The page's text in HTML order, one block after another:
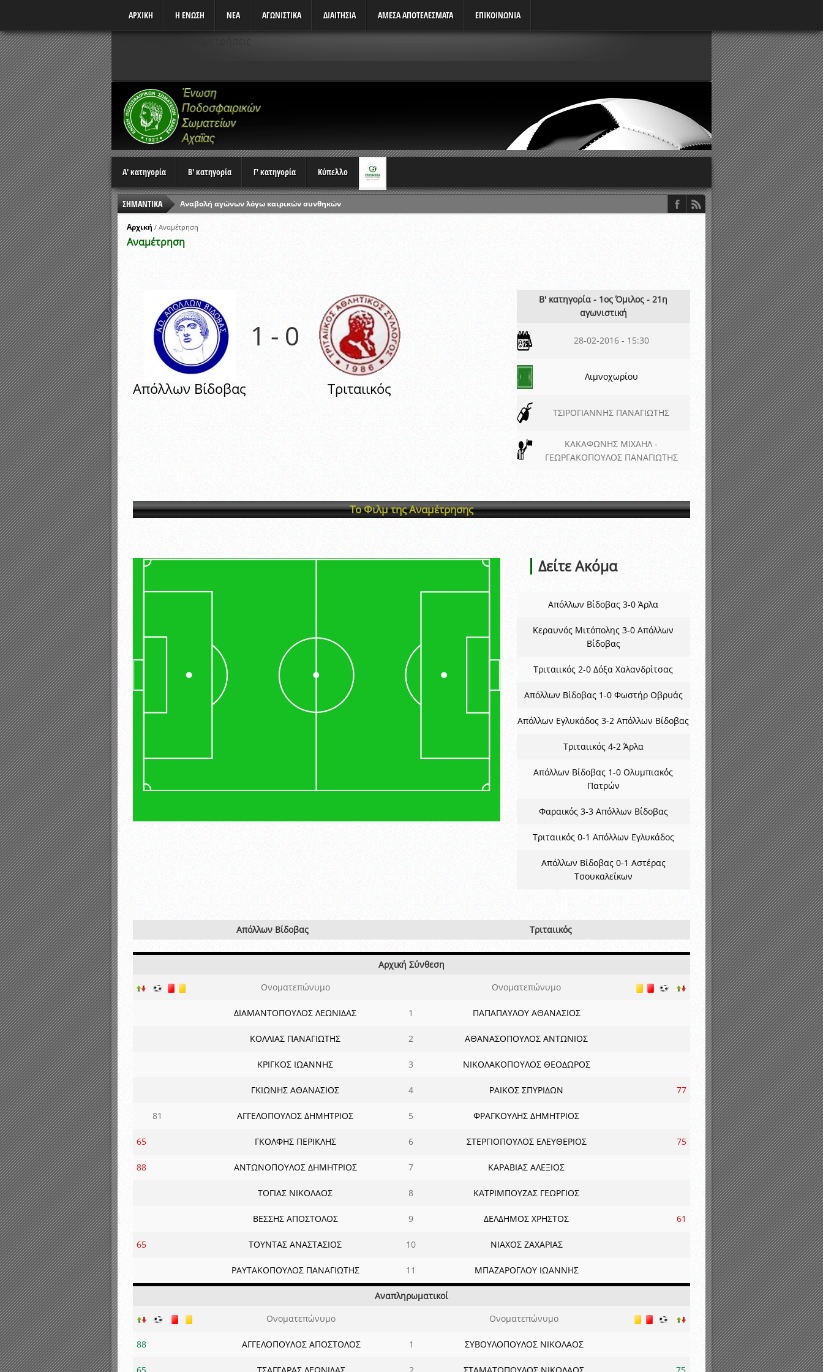
ΑΡΧΙΚΗ Η ΕΝΩΣΗ ΝΕΑ ΑΓΩΝΙΣΤΙΚΆ ΔΙΑΙΤΗΣΙΑ ΑΜΕΣΑ ΑΠΟΤΕΛΕΣΜΑΤΑ ΕΠΙΚΟΙΝΩΝΙΑ
Α' κατηγορία Β' κατηγορία Γ' κατηγορία Κύπελλο
ΣΗΜΑΝΤΙΚΑ
Αναβολή αγώνων λόγω καιρικών συνθηκών
Αποτελέσματα επαναληπτικών γραπτών εξετάσεων και αγωνιστικών δοκιμασιών διαιτητών και παρατηρητών ΕΠΣΑ
Κληρώσεις Πρωταθλημάτων και Κυπέλλου 2015-2016
Αρχική / Αναμέτρηση
Αναμέτρηση
1 - 0
Απόλλων Βίδοβας Τριταιικός
Β' κατηγορία - 1ος Όμιλος - 21η
αγωνιστική
28-02-2016 - 15:30
Λιμνοχωρίου
ΤΣΙΡΟΓΙΑΝΝΗΣ ΠΑΝΑΓΙΩΤΗΣ
ΚΑΚΑΦΩΝΗΣ ΜΙΧΑΗΛ -
ΓΕΩΡΓΑΚΟΠΟΥΛΟΣ ΠΑΝΑΓΙΩΤΗΣ
Το Φιλμ της Αναμέτρησης
Δείτε Ακόμα
Απόλλων Βίδοβας 3-0 Άρλα
Κεραυνός Μιτόπολης 3-0 Απόλλων
Βίδοβας
Τριταιικός 2-0 Δόξα Χαλανδρίτσας
Απόλλων Βίδοβας 1-0 Φωστήρ Οβρυάς
Απόλλων Εγλυκάδος 3-2 Απόλλων Βίδοβας
Τριταιικός 4-2 Άρλα
Απόλλων Βίδοβας 1-0 Ολυμπιακός
Πατρών
Φαραικός 3-3 Απόλλων Βίδοβας
Τριταιικός 0-1 Απόλλων Εγλυκάδος
Απόλλων Βίδοβας 0-1 Αστέρας
Τσουκαλεΐκων
Απόλλων Βίδοβας Τριταιικός
Αρχική Σύνθεση
Ονοματεπώνυμο
Ονοματεπώνυμο
ΔΙΑΜΑΝΤΟΠΟΥΛΟΣ ΛΕΩΝΙΔΑΣ 1 ΠΑΠΑΠΑΥΛΟΥ ΑΘΑΝΑΣΙΟΣ
ΚΟΛΛΙΑΣ ΠΑΝΑΓΙΩΤΗΣ 2 ΑΘΑΝΑΣΟΠΟΥΛΟΣ ΑΝΤΩΝΙΟΣ
ΚΡΙΓΚΟΣ ΙΩΑΝΝΗΣ 3 ΝΙΚΟΛΑΚΟΠΟΥΛΟΣ ΘΕΟΔΩΡΟΣ
ΓΚΙΩΝΗΣ ΑΘΑΝΑΣΙΟΣ 4 ΡΑΙΚΟΣ ΣΠΥΡΙΔΩΝ 77
81 ΑΓΓΕΛΟΠΟΥΛΟΣ ΔΗΜΗΤΡΙΟΣ 5 ΦΡΑΓΚΟΥΛΗΣ ΔΗΜΗΤΡΙΟΣ
65 ΓΚΟΛΦΗΣ ΠΕΡΙΚΛΗΣ 6 ΣΤΕΡΓΙΟΠΟΥΛΟΣ ΕΛΕΥΘΕΡΙΟΣ 75
88 ΑΝΤΩΝΟΠΟΥΛΟΣ ΔΗΜΗΤΡΙΟΣ 7 ΚΑΡΑΒΙΑΣ ΑΛΕΞΙΟΣ
ΤΟΓΙΑΣ ΝΙΚΟΛΑΟΣ 8 ΚΑΤΡΙΜΠΟΥΖΑΣ ΓΕΩΡΓΙΟΣ
ΒΕΣΣΗΣ ΑΠΟΣΤΟΛΟΣ 9 ΔΕΛΔΗΜΟΣ ΧΡΗΣΤΟΣ 61
65 ΤΟΥΝΤΑΣ ΑΝΑΣΤΑΣΙΟΣ 10 ΝΙΑΧΟΣ ΖΑΧΑΡΙΑΣ
ΡΑΥΤΑΚΟΠΟΥΛΟΣ ΠΑΝΑΓΙΩΤΗΣ 11 ΜΠΑΖΑΡΟΓΛΟΥ ΙΩΑΝΝΗΣ
Αναπληρωματικοί
Ονοματεπώνυμο
Ονοματεπώνυμο
88 ΑΓΓΕΛΟΠΟΥΛΟΣ ΑΠΟΣΤΟΛΟΣ 1 ΣΥΒΟΥΛΟΠΟΥΛΟΣ ΝΙΚΟΛΑΟΣ